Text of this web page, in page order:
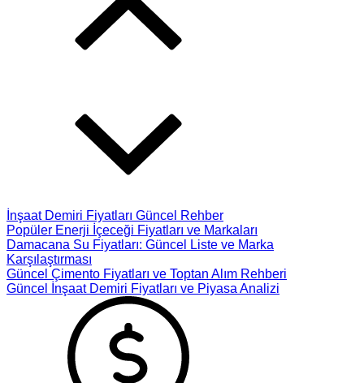
İnşaat Demiri Fiyatları Güncel Rehber
Popüler Enerji İçeceği Fiyatları ve Markaları
Damacana Su Fiyatları: Güncel Liste ve Marka
Karşılaştırması
Güncel Çimento Fiyatları ve Toptan Alım Rehberi
Güncel İnşaat Demiri Fiyatları ve Piyasa Analizi